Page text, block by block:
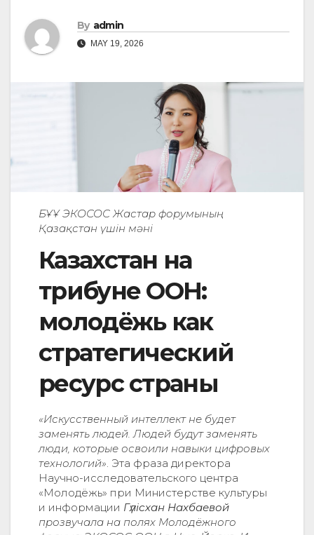
By admin
MAY 19, 2026
БҰҰ ЭКОСОС Жастар форумының
Қазақстан үшін мәні
Казахстан на
трибуне ООН:
молодёжь как
стратегический
ресурс страны
«Искусственный интеллект не будет
заменять людей. Людей будут заменять
люди, которые освоили навыки цифровых
технологий». Эта фраза директора
Научно-исследовательского центра
«Молодёжь» при Министерстве культуры
и информации Гүлісхан Нахбаевой
прозвучала на полях Молодёжного